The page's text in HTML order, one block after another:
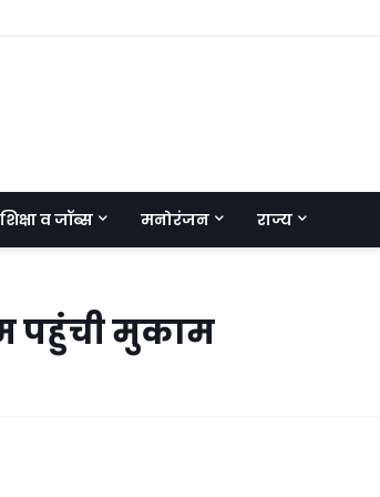
शिक्षा व जॉब्स मनोरंजन राज्य
पहुंची मुकाम